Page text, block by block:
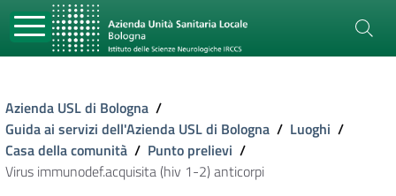
Azienda USL di Bologna /
Guida ai servizi dell'Azienda USL di Bologna / Luoghi /
Casa della comunità / Punto prelievi /
Virus immunodef.acquisita (hiv 1-2) anticorpi